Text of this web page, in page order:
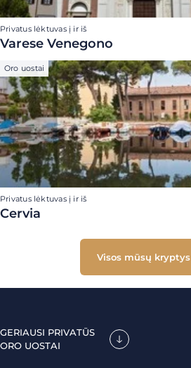
Privatus lėktuvas į ir iš
Varese Venegono
Oro uostai
Privatus lėktuvas į ir iš
Cervia
Visos mūsų kryptys
GERIAUSI PRIVATŪS
ORO UOSTAI